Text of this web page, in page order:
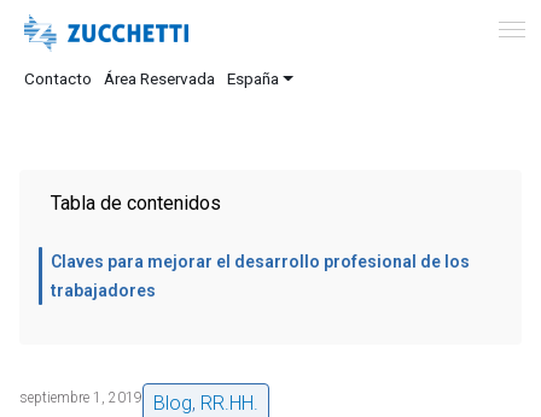
Contacto Área Reservada España
Tabla de contenidos
Claves para mejorar el desarrollo profesional de los
trabajadores
septiembre 1, 2019 Blog, RR.HH.